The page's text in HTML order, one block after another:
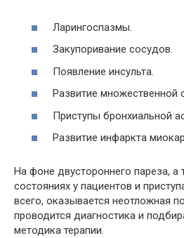
Ларингоспазмы.
Закупоривание сосудов.
Появление инсульта.
Развитие множественной
Приступы бронхиальной
Развитие инфаркта
На фоне двустороннего пареза, а
состояниях у пациентов и
всего, оказывается неотложная
проводится диагностика и
методика терапии.